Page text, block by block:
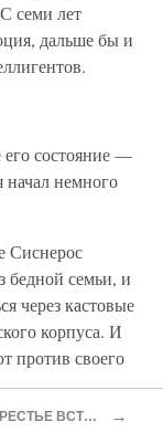
семи лет
дальше бы и
состояние —
начал немного
Сиснерос
бедной семьи, и
через кастовые
корпуса. И
против своего
Глава VI НА ПЕРЕКРЕСТЬЕ ВСТРЕЧ →